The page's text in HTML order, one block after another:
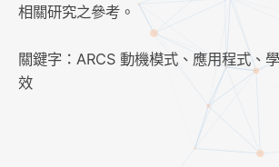
相關研究之參考。
關鍵字：ARCS 動機模式、應用程式、
效